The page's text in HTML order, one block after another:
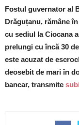
Fostul guvernator al
Drăguțanu, rămâne
cu sediul la Ciocana
prelungi cu încă 30
este acuzat de
deosebit de mari în
bancar, transmite